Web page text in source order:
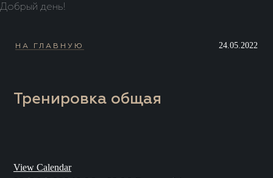
Добрый день!
НА ГЛАВНУЮ 24.05.2022
Тренировка общая
View Calendar